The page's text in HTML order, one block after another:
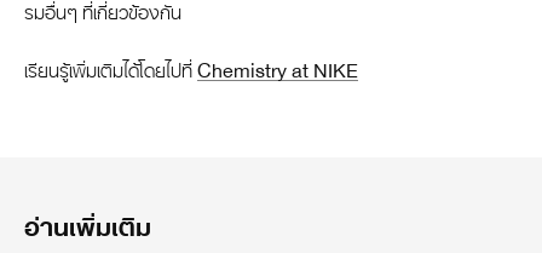
รมอื่นๆ ที่เกี่ยวข้องกัน
เรียนรู้เพิ่มเติมได้โดยไปที่ Chemistry at NIKE
อ่านเพิ่มเติม